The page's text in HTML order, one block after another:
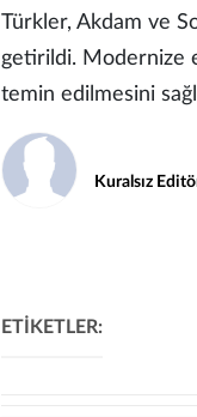
Türkler, Akdam ve
getirildi. Modernize
temin edilmesini
Kuralsız
ETİKETLER: